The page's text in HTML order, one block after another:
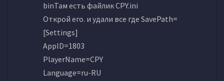
binТам есть файлик CPY.ini
Открой его. и удали все где SavePath=
[Settings]
AppID=1803
PlayerName=CPY
Language=ru-RU